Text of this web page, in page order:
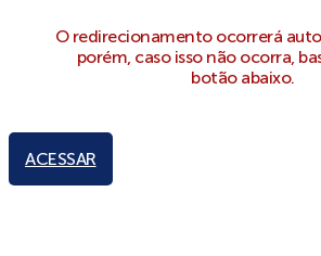
O redirecionamento ocorrerá
porém, caso isso não ocorra,
botão abaixo.
ACESSAR